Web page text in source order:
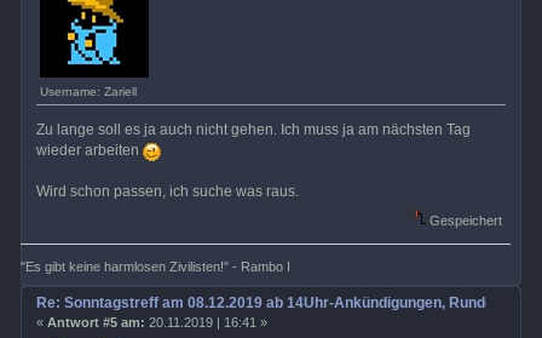
Username: Zariell
Zu lange soll es ja auch nicht gehen. Ich muss ja am nächsten Tag
wieder arbeiten
Wird schon passen, ich suche was raus.
Gespeichert
"Es gibt keine harmlosen Zivilisten!" - Rambo I
Re: Sonntagstreff am 08.12.2019 ab 14Uhr-Ankündigungen,
« Antwort #5 am: 20.11.2019 | 16:41 »